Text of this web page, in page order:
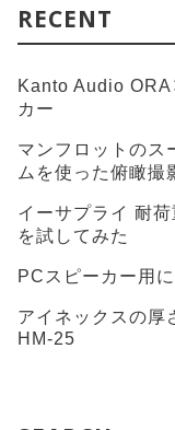
RECENT
Kanto Audio ORA
カー
マンフロットのス
ムを使った俯瞰撮
イーサプライ 耐
を試してみた
PCスピーカー用
アイネックスの厚
HM-25